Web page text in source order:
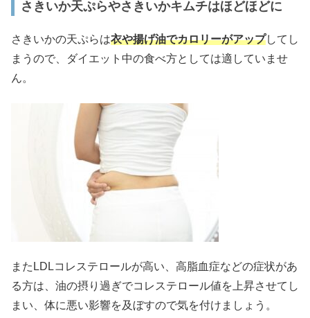
さきいか天ぷらやさきいかキムチはほどほどに
さきいかの天ぷらは衣や揚げ油でカロリーがアップしてし
まうので、ダイエット中の食べ方としては適していませ
ん。
またLDLコレステロールが高い、高脂血症などの症状があ
る方は、油の摂り過ぎでコレステロール値を上昇させてし
まい、体に悪い影響を及ぼすので気を付けましょう。